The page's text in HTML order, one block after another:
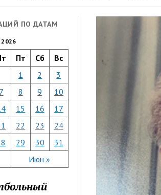
ПО ДАТАМ
Пт Сб Вс
Июн »
1 2
3
7 8 9
10
15 16
17
22 23
24
29 30 31